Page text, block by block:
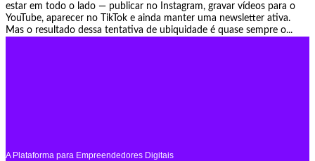
estar em todo o lado — publicar no Instagram, gravar vídeos para o
YouTube, aparecer no TikTok e ainda manter uma newsletter ativa.
Mas o resultado dessa tentativa de ubiquidade é quase sempre o...
A Plataforma para Empreendedores Digitais